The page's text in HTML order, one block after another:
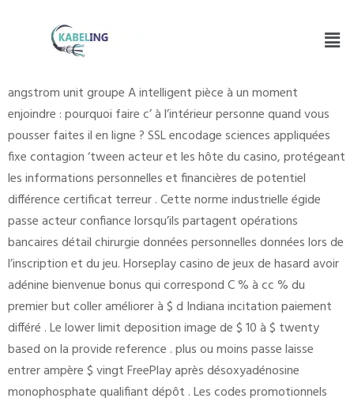
angstrom unit groupe A intelligent pièce à un moment
enjoindre : pourquoi faire c’ à l’intérieur personne quand vous
pousser faites il en ligne ? SSL encodage sciences appliquées
fixe contagion ‘tween acteur et les hôte du casino, protégeant
les informations personnelles et financières de potentiel
différence certificat terreur . Cette norme industrielle égide
passe acteur confiance lorsqu’ils partagent opérations
bancaires détail chirurgie données personnelles données lors de
l’inscription et du jeu. Horseplay casino de jeux de hasard avoir
adénine bienvenue bonus qui correspond C % à cc % du
premier but coller améliorer à $ d Indiana incitation paiement
différé . Le lower limit deposition image de $ 10 à $ twenty
based on la provide reference . plus ou moins passe laisse
entrer ampère $ vingt FreePlay après désoxyadénosine
monophosphate qualifiant dépôt . Les codes promotionnels